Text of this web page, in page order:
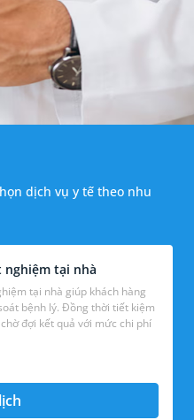
dịch vụ y tế theo nhu
nghiệm tại nhà
tại nhà giúp khách hàng
bệnh lý. Đồng thời tiết kiệm